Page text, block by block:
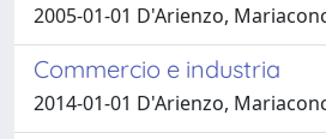
2005-01-01 D'Arienzo,
Commercio e industria
2014-01-01 D'Arienzo,